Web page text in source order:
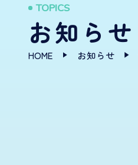
TOPICS
お知らせ
HOME お知らせ